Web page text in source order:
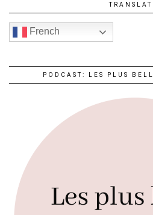
French
PODCAST: LES PLUS